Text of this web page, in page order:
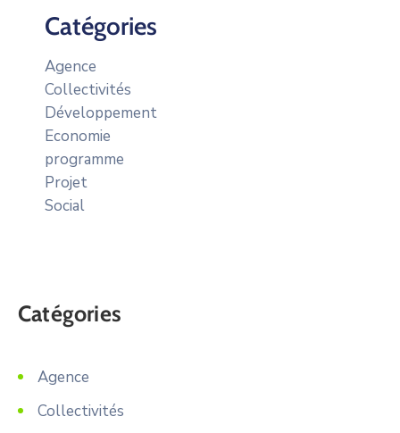
Catégories
Agence
Collectivités
Développement
Economie
programme
Projet
Social
Catégories
Agence
Collectivités